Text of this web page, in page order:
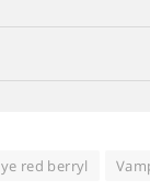
red berryl